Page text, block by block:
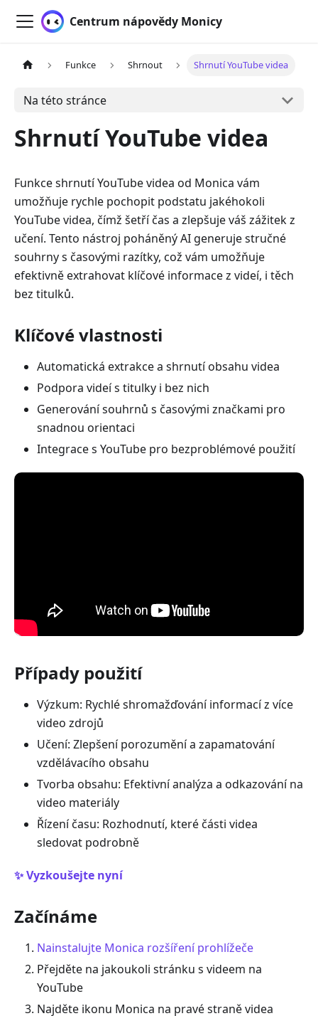
Centrum nápovědy Monicy
Funkce Shrnout Shrnutí YouTube videa
Na této stránce
Shrnutí YouTube videa
Funkce shrnutí YouTube videa od Monica vám
umožňuje rychle pochopit podstatu jakéhokoli
YouTube videa, čímž šetří čas a zlepšuje váš zážitek z
učení. Tento nástroj poháněný AI generuje stručné
souhrny s časovými razítky, což vám umožňuje
efektivně extrahovat klíčové informace z videí, i těch
bez titulků.
Klíčové vlastnosti
Automatická extrakce a shrnutí obsahu videa
Podpora videí s titulky i bez nich
Generování souhrnů s časovými značkami pro
snadnou orientaci
Integrace s YouTube pro bezproblémové použití
Případy použití
Výzkum: Rychlé shromažďování informací z více
video zdrojů
Učení: Zlepšení porozumění a zapamatování
vzdělávacího obsahu
Tvorba obsahu: Efektivní analýza a odkazování na
video materiály
Řízení času: Rozhodnutí, které části videa
sledovat podrobně
✨ Vyzkoušejte nyní
Začínáme
Nainstalujte Monica rozšíření prohlížeče
Přejděte na jakoukoli stránku s videem na
YouTube
Najděte ikonu Monica na pravé straně videa